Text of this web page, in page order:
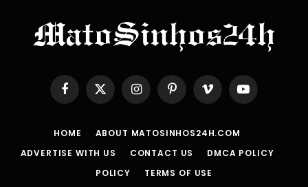
Facebook
X
(Twitter)
InstagramPinterestVimeo YouTube
HOME
ABOUT MATOSINHOS24H.COM
ADVERTISE WITH US
CONTACT US
DMCA POLICY
POLICY
TERMS OF USE